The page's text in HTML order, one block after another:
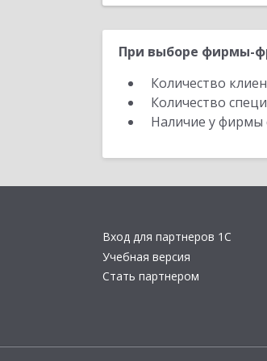
При выборе фирмы-
Количество
Количество
Наличие у фирмы
Вход для партнеров 1С
Учебная версия
Стать партнером